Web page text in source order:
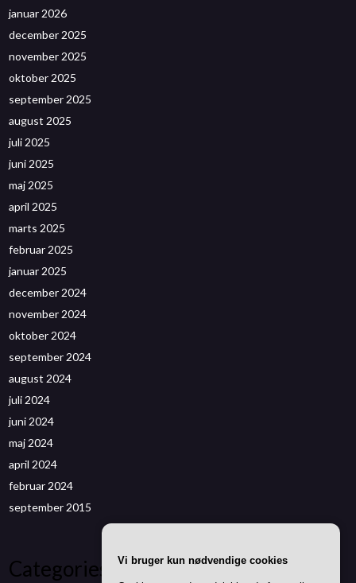
januar 2026
december 2025
november 2025
oktober 2025
september 2025
august 2025
juli 2025
juni 2025
maj 2025
april 2025
marts 2025
februar 2025
januar 2025
december 2024
november 2024
oktober 2024
september 2024
august 2024
juli 2024
juni 2024
maj 2024
april 2024
februar 2024
september 2015
Categories Vi bruger kun nødvendige cookies